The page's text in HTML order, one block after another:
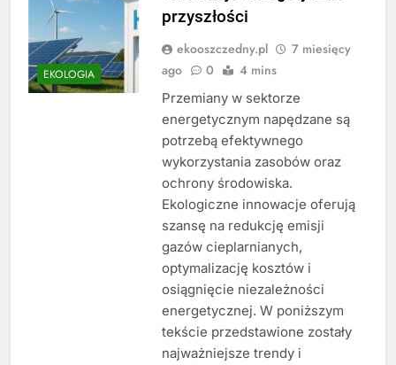
EKOLOGIA
przyszłości
ekooszczedny.pl
7 miesięcy
ago
0 4 mins
Przemiany w sektorze
energetycznym napędzane są
potrzebą efektywnego
wykorzystania zasobów oraz
ochrony środowiska.
Ekologiczne innowacje oferują
szansę na redukcję emisji
gazów cieplarnianych,
optymalizację kosztów i
osiągnięcie niezależności
energetycznej. W poniższym
tekście przedstawione zostały
najważniejsze trendy i